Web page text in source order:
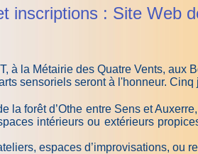
inscriptions : Site Web
, à la Métairie des Quatre Vents, aux
sensoriels seront à l'honneur.
la forêt d’Othe entre Sens et
intérieurs ou extérieurs
espaces d’improvisations, ou